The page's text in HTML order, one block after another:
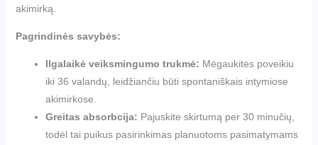
akimirką.
Pagrindinės savybės:
Ilgalaikė veiksmingumo trukmė: Mėgaukitės poveikiu
iki 36 valandų, leidžiančiu būti spontaniškais intymiose
akimirkose.
Greitas absorbcija: Pajuskite skirtumą per 30 minučių,
todėl tai puikus pasirinkimas planuotoms pasimatymams